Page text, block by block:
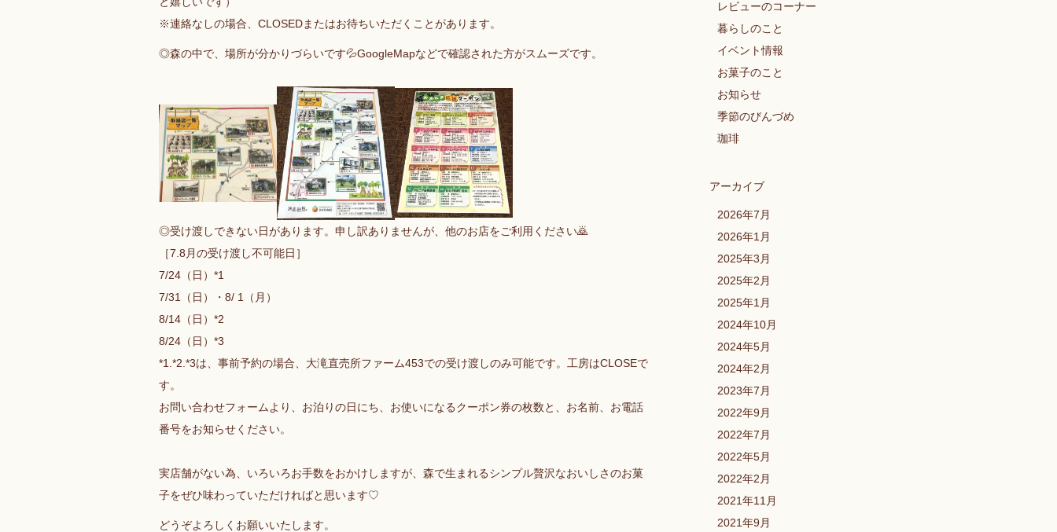
※連絡なしの場合、CLOSEDまたはお待ちいただくことがあります。
◎森の中で、場所が分かりづらいです💦GoogleMapなどで確認された方がスムーズです。
◎受け渡しできない日があります。申し訳ありませんが、他のお店をご利用ください🙇
［7.8月の受け渡し不可能日］
7/24（日）*1
7/31（日）・8/ 1（月）
8/14（日）*2
8/24（日）*3
*1.*2.*3は、事前予約の場合、大滝直売所ファーム453での受け渡しのみ可能です。工房はCLOSEで
す。
お問い合わせフォームより、お泊りの日にち、お使いになるクーポン券の枚数と、お名前、お電話
番号をお知らせください。
実店舗がない為、いろいろお手数をおかけしますが、森で生まれるシンプル贅沢なおいしさのお菓
子をぜひ味わっていただければと思います♡
どうぞよろしくお願いいたします。
レビューのコーナー
暮らしのこと
イベント情報
お菓子のこと
お知らせ
季節のびんづめ
珈琲
アーカイブ
2026年7月
2026年1月
2025年3月
2025年2月
2025年1月
2024年10月
2024年5月
2024年2月
2023年7月
2022年9月
2022年7月
2022年5月
2022年2月
2021年11月
2021年9月